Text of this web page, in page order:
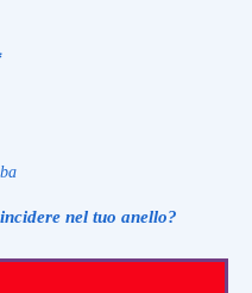
nel tuo anello?